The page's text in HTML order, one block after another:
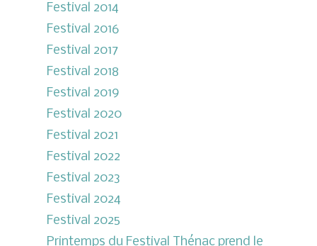
Festival 2014
Festival 2016
Festival 2017
Festival 2018
Festival 2019
Festival 2020
Festival 2021
Festival 2022
Festival 2023
Festival 2024
Festival 2025
Printemps du Festival Thénac prend le